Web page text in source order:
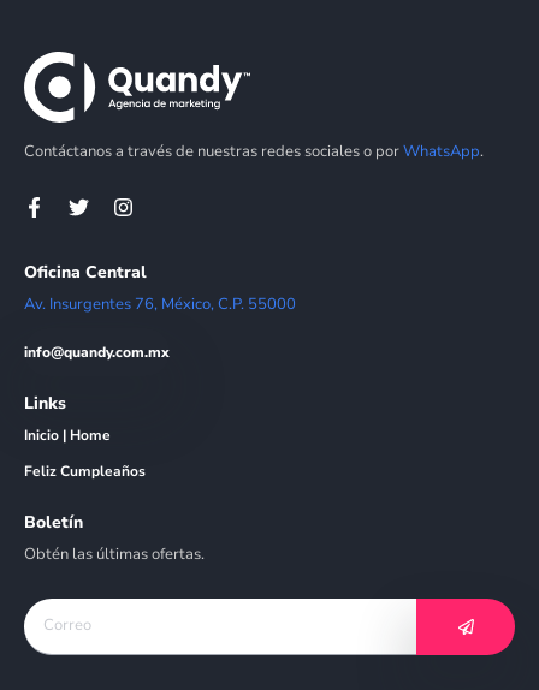
Contáctanos a través de nuestras redes sociales o porWhatsApp.
Oficina Central
Av. Insurgentes 76, México, C.P. 55000
info@quandy.com.mx
Links
Inicio | Home
Feliz Cumpleaños
Boletín
Obtén las últimas ofertas.